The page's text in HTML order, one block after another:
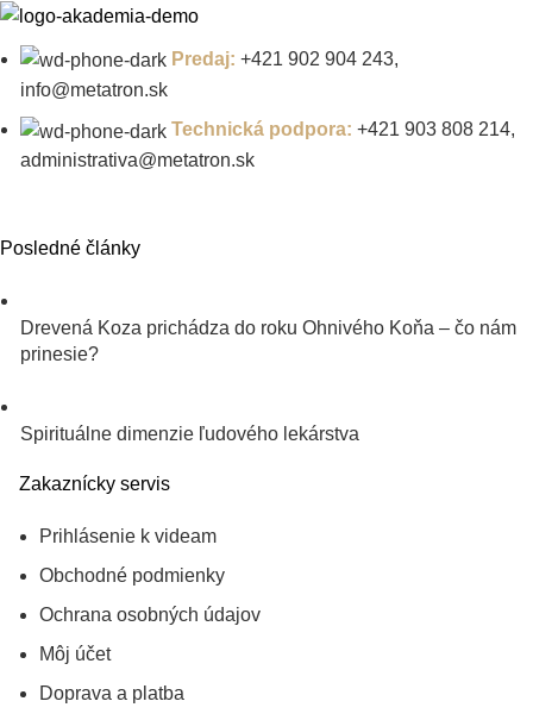
Predaj: +421 902 904 243,
info@metatron.sk
Technická podpora: +421 903 808 214,
administrativa@metatron.sk
Posledné články
Drevená Koza prichádza do roku Ohnivého Koňa – čo nám
prinesie?
Spirituálne dimenzie ľudového lekárstva
Zakaznícky servis
Prihlásenie k videam
Obchodné podmienky
Ochrana osobných údajov
Môj účet
Doprava a platba